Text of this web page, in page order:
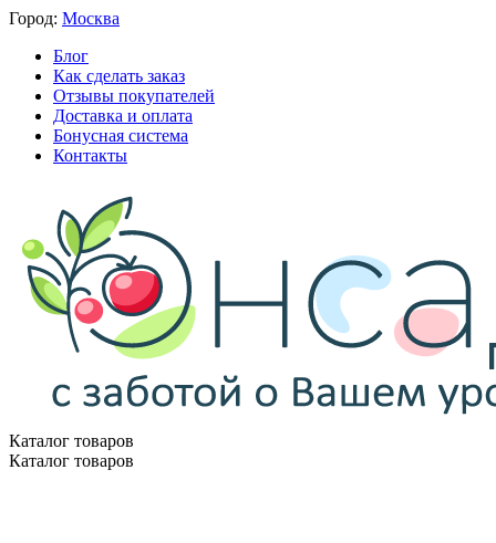
Город: Москва
Блог
Как сделать заказ
Отзывы покупателей
Доставка и оплата
Бонусная система
Контакты
Каталог товаров
Каталог товаров